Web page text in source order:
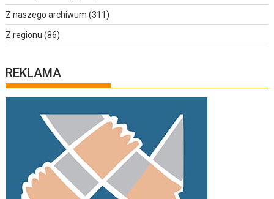
Z naszego archiwum (311)
Z regionu (86)
REKLAMA